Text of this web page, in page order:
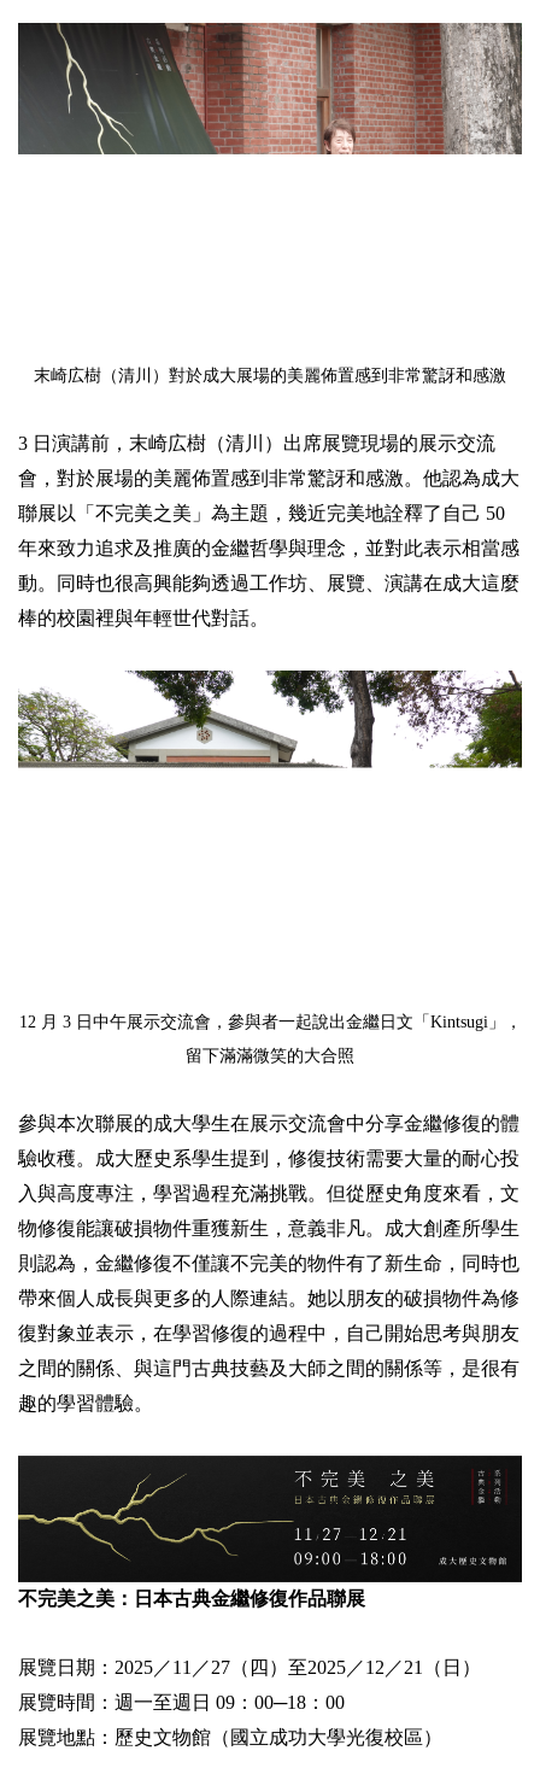
末崎広樹（清川）對於成大展場的美麗佈置感到非常驚訝和感激
3 日演講前，末崎広樹（清川）出席展覽現場的展示交流
會，對於展場的美麗佈置感到非常驚訝和感激。他認為成大
聯展以「不完美之美」為主題，幾近完美地詮釋了自己 50
年來致力追求及推廣的金繼哲學與理念，並對此表示相當感
動。同時也很高興能夠透過工作坊、展覽、演講在成大這麼
棒的校園裡與年輕世代對話。
12 月 3 日中午展示交流會，參與者一起說出金繼日文「 Kintsugi」，
留下滿滿微笑的大合照
參與本次聯展的成大學生在展示交流會中分享金繼修復的體
驗收穫。成大歷史系學生提到，修復技術需要大量的耐心投
入與高度專注，學習過程充滿挑戰。但從歷史角度來看，文
物修復能讓破損物件重獲新生，意義非凡。成大創產所學生
則認為，金繼修復不僅讓不完美的物件有了新生命，同時也
帶來個人成長與更多的人際連結。她以朋友的破損物件為修
復對象並表示，在學習修復的過程中，自己開始思考與朋友
之間的關係、與這門古典技藝及大師之間的關係等，是很有
趣的學習體驗。
不完美之美：日本古典金繼修復作品聯展
展覽日期：2025／11／27（四）至2025／12／21（日）
展覽時間：週一至週日 09：00─18：00
展覽地點：歷史文物館（國立成功大學光復校區）